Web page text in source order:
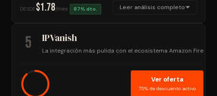
DESDE $1.78/mes 87% dto. Leer análisis completo
5 IPVanish
La integración más pulida con el ecosistema Amazon Fire
Ver oferta
75% de descuento activo